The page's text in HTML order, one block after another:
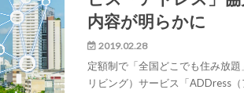
内容が明らかに
2019.02.28
定額制で「全国どこでも住み放
リビング）サービス「ADDress